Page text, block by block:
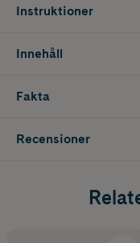
Instruktioner
Innehåll
Fakta
Recensioner